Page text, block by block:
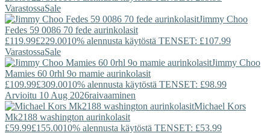
VarastossaSale
Jimmy Choo
Fedes 59 0086 70 fede aurinkolasit
£119.99£229.0010% alennusta käytöstä TENSET: £107.99
VarastossaSale
Jimmy Choo
Mamies 60 0rhl 9o mamie aurinkolasit
£109.99£309.0010% alennusta käytöstä TENSET: £98.99
Arvioitu 10 Aug 2026raivaaminen
Michael Kors
Mk2188 washington aurinkolasit
£59.99£155.0010% alennusta käytöstä TENSET: £53.99